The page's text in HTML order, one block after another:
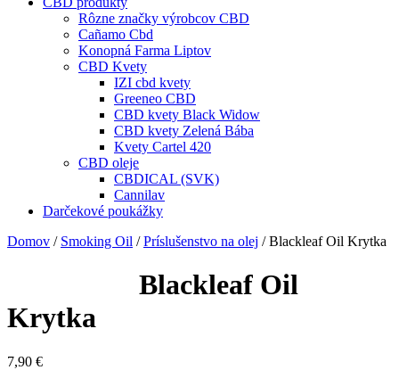
Rôzne značky výrobcov CBD
Cañamo Cbd
Konopná Farma Liptov
CBD Kvety
IZI cbd kvety
Greeneo CBD
CBD kvety Black Widow
CBD kvety Zelená Bába
Kvety Cartel 420
CBD oleje
CBDICAL (SVK)
Cannilav
Darčekové poukážky
Domov / Smoking Oil /Príslušenstvo na olej / Blackleaf Oil Krytka
Blackleaf Oil
Krytka
7,90 €